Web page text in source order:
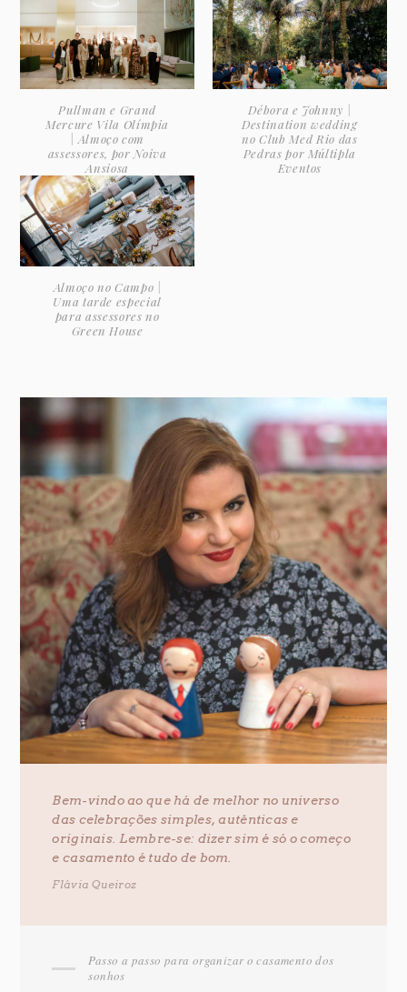
Pullman e Grand
Mercure Vila Olímpia
| Almoço com
assessores, por Noiva
Ansiosa
Débora e Johnny |
Destination wedding
no Club Med Rio das
Pedras por Múltipla
Eventos
Almoço no Campo |
Uma tarde especial
para assessores no
Green House
Bem-vindo ao que há de melhor no universo
das celebrações simples, autênticas e
originais. Lembre-se: dizer sim é só o começo
e casamento é tudo de bom.
Flávia Queiroz
Passo a passo para organizar o casamento dos
sonhos